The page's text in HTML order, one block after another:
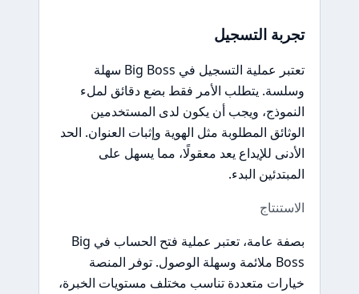
تجربة التسجيل
تعتبر عملية التسجيل في Big Boss سهلة
وسلسة. يتطلب الأمر فقط بضع دقائق لملء
النموذج، ويجب أن يكون لدى المستخدمين
الوثائق المطلوبة مثل الهوية وإثبات العنوان. الحد
الأدنى للإيداع يعد معقولًا، مما يسهل على
المبتدئين البدء.
الاستنتاج
بصفة عامة، تعتبر عملية فتح الحساب في Big
Boss ملائمة وسهلة الوصول. توفر المنصة
خيارات متعددة تناسب مختلف مستويات الخبرة،